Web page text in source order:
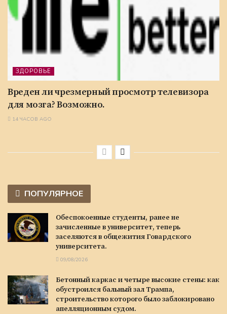
ЗДОРОВЬЕ
Вреден ли чрезмерный просмотр телевизора
для мозга? Возможно.
14 ЧАСОВ AGO
ПОПУЛЯРНОЕ
Обеспокоенные студенты, ранее не
зачисленные в университет, теперь
заселяются в общежития Говардского
университета.
09/08/2026
Бетонный каркас и четыре высокие стены: как
обустроился бальный зал Трампа,
строительство которого было заблокировано
апелляционным судом.